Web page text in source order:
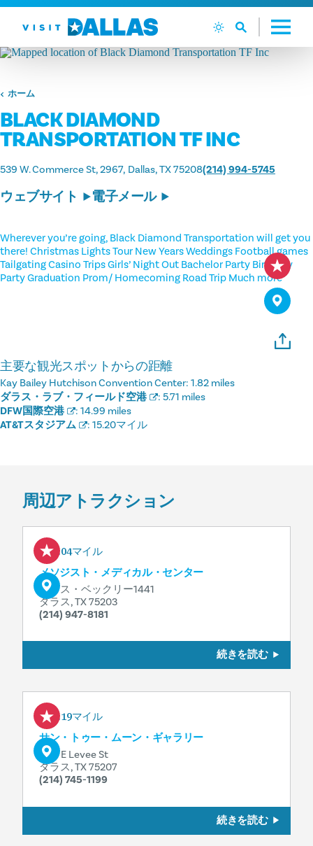
コンテンツへスキップ
ホーム
BLACK DIAMOND
TRANSPORTATION TF INC
539 W. Commerce St, 2967 Dallas, TX 75208(214) 994-5745
ウェブサイト 電子メール
Wherever you’re going, Black Diamond Transportation will get you
there! Christmas Lights Tour New Years Weddings Football games
Tailgating Casino Trips Girls’ Night Out Bachelor Party Birthday
Party Graduation Prom/ Homecoming Road Trip Much more
主要な観光スポットからの距離
Kay Bailey Hutchison Convention Center: 1.82 miles
ダラス・ラブ・フィールド空港
: 5.71 miles
DFW国際空港
: 14.99 miles
AT&Tスタジアム
: 15.20マイル
周辺アトラクション
1.04マイル
メソジスト・メディカル・センター
ノース・ベックリー1441
ダラス, TX 75203
(214) 947-8181
続きを読む
1.19マイル
サン・トゥー・ムーン・ギャラリー
1515 E Levee St
ダラス, TX 75207
(214) 745-1199
続きを読む